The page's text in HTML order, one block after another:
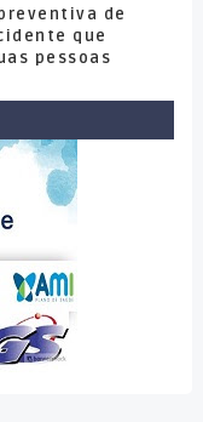
de
que
pessoas